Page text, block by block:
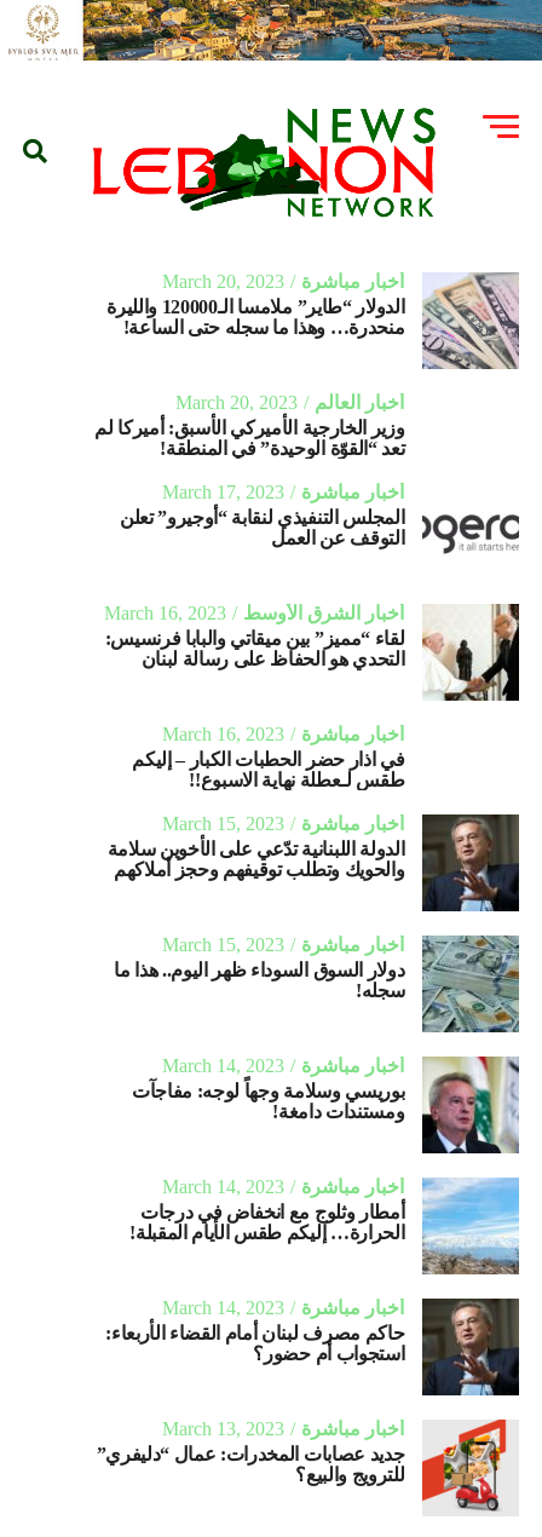
أخبار مباشرة
March 20, 2023
الدولار “طاير” ملامسا الـ120000 والليرة
منحدرة… وهذا ما سجله حتى الساعة!
أخبار العالم
March 20, 2023
وزير الخارجية الأميركي الأسبق: أميركا لم
تعد “القوّة الوحيدة” في المنطقة!
أخبار مباشرة
March 17, 2023
المجلس التنفيذي لنقابة “أوجيرو” تعلن
التوقف عن العمل
أخبار الشرق الأوسط
March 16, 2023
لقاء “مميز” بين ميقاتي والبابا فرنسيس:
التحدي هو الحفاظ على رسالة لبنان
أخبار مباشرة
March 16, 2023
في اذار حضر الحطبات الكبار – إليكم
طقس لـعطلة نهاية الاسبوع!!
أخبار مباشرة
March 15, 2023
الدولة اللبنانية تدّعي على الأخوين سلامة
والحويك وتطلب توقيفهم وحجز أملاكهم
أخبار مباشرة
March 15, 2023
دولار السوق السوداء ظهر اليوم.. هذا ما
سجله!
أخبار مباشرة
March 14, 2023
بوريسي وسلامة وجهاً لوجه: مفاجآت
ومستندات دامغة!
أخبار مباشرة
March 14, 2023
أمطار وثلوج مع انخفاض في درجات
الحرارة… إليكم طقس الأيام المقبلة!
أخبار مباشرة
March 14, 2023
حاكم مصرف لبنان أمام القضاء الأربعاء:
استجواب أم حضور؟
أخبار مباشرة
March 13, 2023
جديد عصابات المخدرات: عمال “دليفري”
للترويج والبيع؟